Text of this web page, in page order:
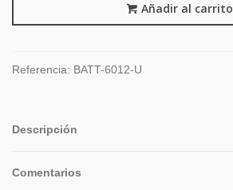
Añadir al carrito
Referencia: BATT-6012-U
Descripción
Comentarios